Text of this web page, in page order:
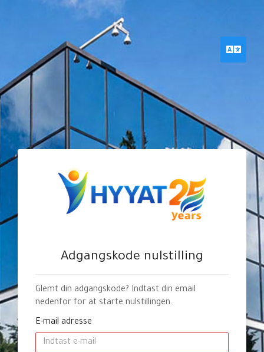
— للعودة للموقع الرئيسي
Adgangskode nulstilling
Glemt din adgangskode? Indtast din email
nedenfor for at starte nulstillingen.
E-mail adresse
Dansk